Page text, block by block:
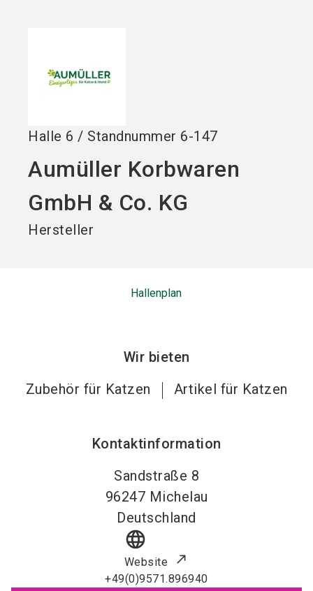
Halle 6 / Standnummer 6-147
Aumüller Korbwaren
GmbH & Co. KG
Hersteller
Hallenplan
Wir bieten
Zubehör für Katzen
Artikel für Katzen
Kontaktinformation
Sandstraße 8
96247 Michelau
Deutschland
language
Website
+49(0)9571.896940